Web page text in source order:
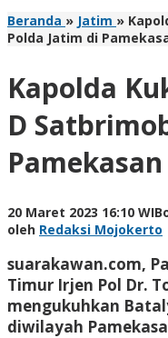
Beranda » Jatim »
Polda Jatim di
Kapolda
D
Pamekasan
20 Maret 2023 16:10 WIB
oleh Redaksi Mojokerto
suarakawan.com,
Timur Irjen Pol Dr.
mengukuhkan
diwilayah